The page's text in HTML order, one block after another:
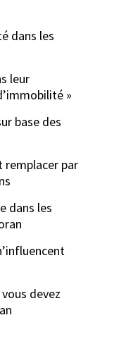
dans les
leur
»
base des
remplacer par
dans les
devez